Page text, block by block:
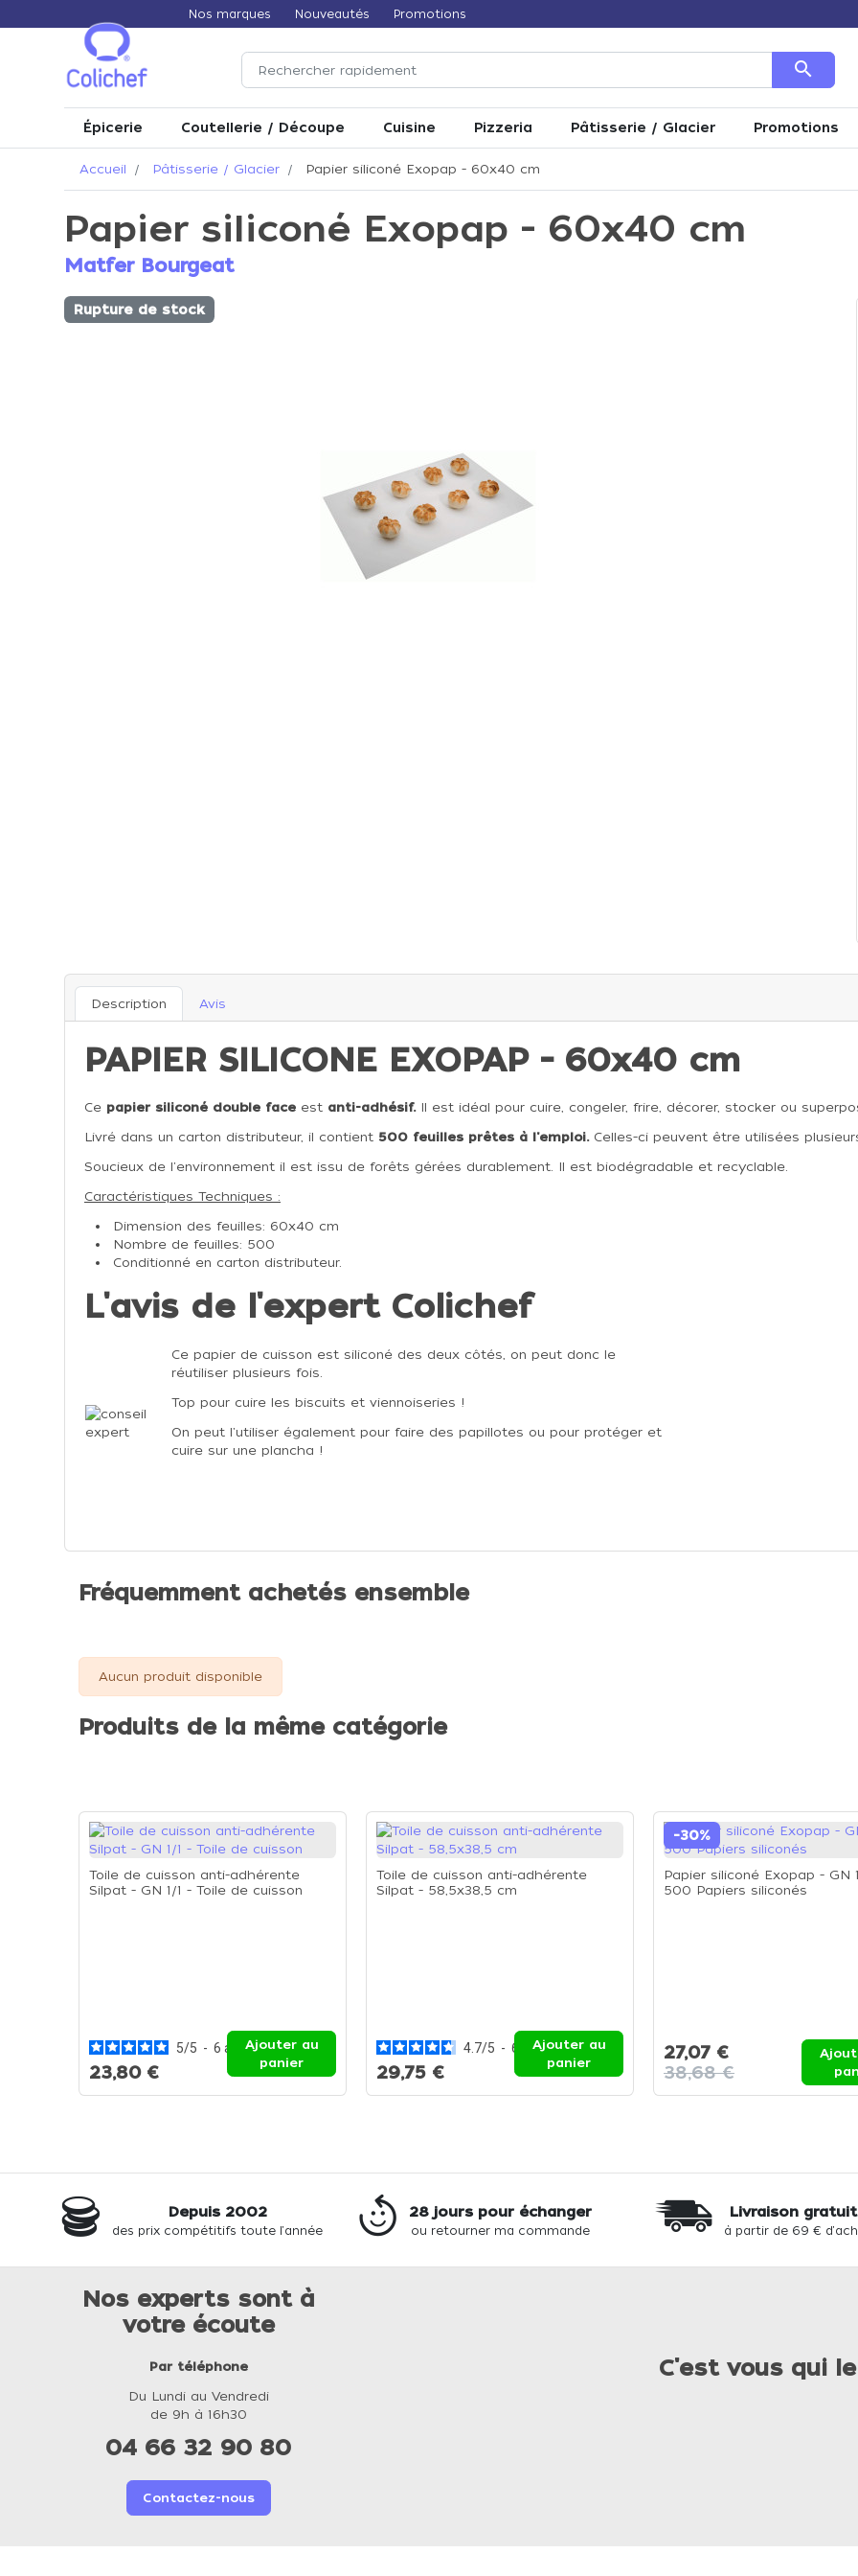
Nos marques Nouveautés Promotions
search
Épicerie Coutellerie / Découpe Cuisine Pizzeria Pâtisserie / Glacier Promotions
Accueil Pâtisserie / Glacier Papier siliconé Exopap - 60x40 cm
Papier siliconé Exopap - 60x40 cm
Matfer Bourgeat
Rupture de stock
Description Avis
PAPIER SILICONE EXOPAP - 60x40 cm
Ce papier siliconé double face est anti-adhésif.Il est idéal pour cuire, congeler, frire, décorer, stocker ou
Livré dans un carton distributeur, il contient 500 feuilles prêtes à l'emploi.Celles-ci peuvent être utilisées
Soucieux de l'environnement il est issu de forêts gérées durablement. Il est biodégradable et recyclable.
Caractéristiques Techniques :
Dimension des feuilles: 60x40 cm
Nombre de feuilles: 500
Conditionné en carton distributeur.
L'avis de l'expert Colichef
Ce papier de cuisson est siliconé des deux côtés, on peut donc le
réutiliser plusieurs fois.
Top pour cuire les biscuits et viennoiseries !
On peut l'utiliser également pour faire des papillotes ou pour protéger et
cuire sur une plancha !
Fréquemment achetés ensemble
Aucun produit disponible
Produits de la même catégorie
Toile de cuisson anti-adhérente
Silpat - GN 1/1 - Toile de cuisson
5/5 - 6 avis
23,80 €
Ajouter au
panier
Toile de cuisson anti-adhérente
Silpat - 58,5x38,5 cm
4.7/5 - 6 avis
29,75 €
Ajouter au
panier
-30%
Papier siliconé Exopap - GN
500 Papiers siliconés
27,07 €
38,68 €
Depuis 2002
des prix compétitifs toute l'année
28 jours pour échanger
ou retourner ma commande
Livraison
à partir de 69 €
Nos experts sont à
votre écoute
Par téléphone
Du Lundi au Vendredi
de 9h à 16h30
04 66 32 90 80
Contactez-nous
C'est vous qui